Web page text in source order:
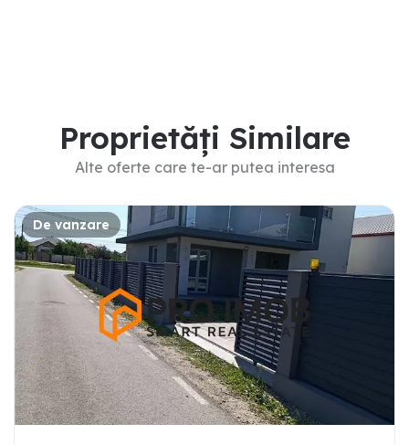
Proprietăți Similare
Alte oferte care te-ar putea interesa
De vanzare